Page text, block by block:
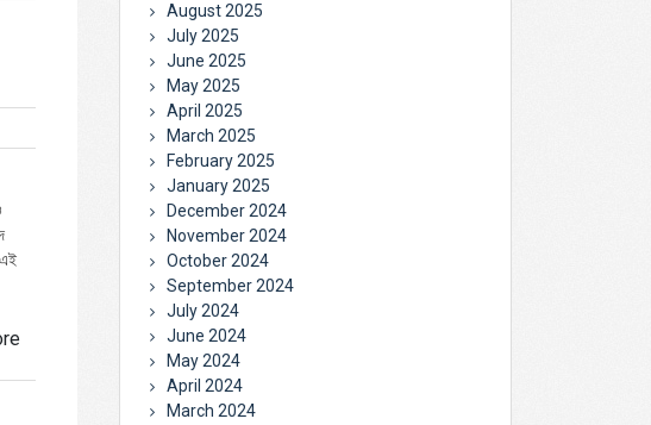
August 2025
July 2025
June 2025
May 2025
April 2025
March 2025
February 2025
January 2025
December 2024
November 2024
October 2024
September 2024
July 2024
June 2024
May 2024
April 2024
March 2024